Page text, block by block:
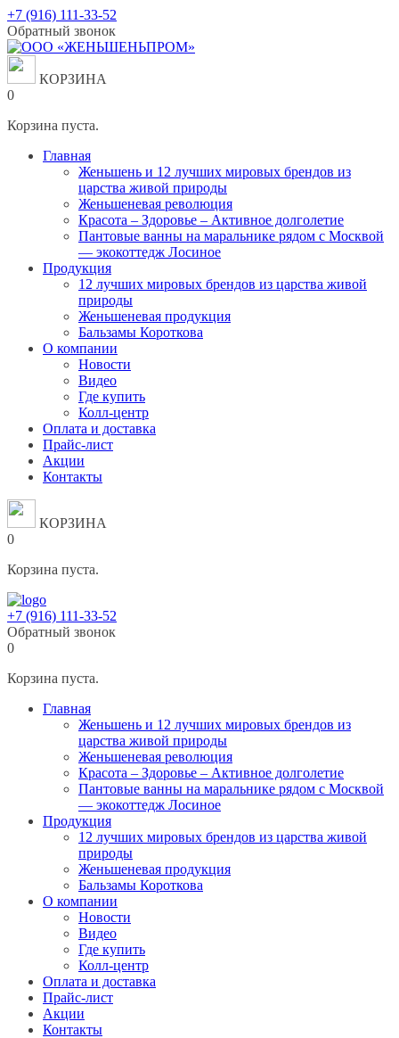
Перейти
к
содержанию
+7 (916) 111-33-52
Обратный звонок
КОРЗИНА
0
Корзина пуста.
Главная
Женьшень и 12 лучших мировых брендов из
царства живой природы
Женьшеневая революция
Красота – Здоровье – Активное долголетие
Пантовые ванны на маральнике рядом с Москвой
— экокоттедж Лосиное
Продукция
12 лучших мировых брендов из царства живой
природы
Женьшеневая продукция
Бальзамы Короткова
О компании
Новости
Видео
Где купить
Колл-центр
Оплата и доставка
Прайс-лист
Акции
Контакты
КОРЗИНА
0
Корзина пуста.
+7 (916) 111-33-52
Обратный звонок
0
Корзина пуста.
Главная
Женьшень и 12 лучших мировых брендов из
царства живой природы
Женьшеневая революция
Красота – Здоровье – Активное долголетие
Пантовые ванны на маральнике рядом с Москвой
— экокоттедж Лосиное
Продукция
12 лучших мировых брендов из царства живой
природы
Женьшеневая продукция
Бальзамы Короткова
О компании
Новости
Видео
Где купить
Колл-центр
Оплата и доставка
Прайс-лист
Акции
Контакты